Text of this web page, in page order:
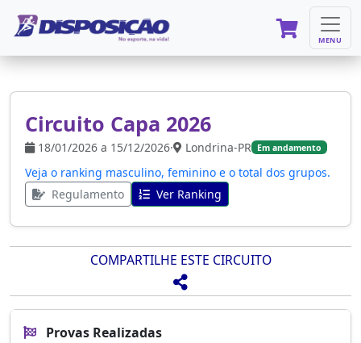
MENU
Circuito Capa 2026
18/01/2026 a 15/12/2026· Londrina-PR Em andamento
Veja o ranking masculino, feminino e o total dos grupos.
Regulamento
Ver Ranking
COMPARTILHE ESTE CIRCUITO
Provas Realizadas